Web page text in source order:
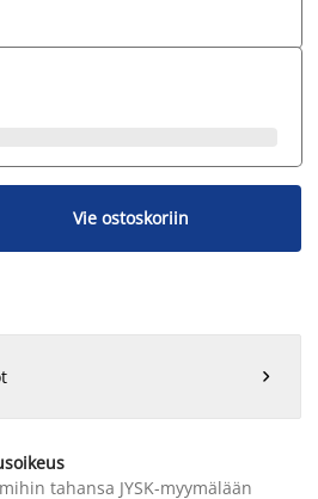
Vie ostoskoriin

tahansa JYSK-myymälään